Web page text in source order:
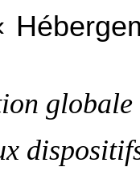
globale